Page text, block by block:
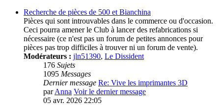
Recherche de pièces de 500 et Bianchina
Pièces qui sont introuvables dans le commerce ou d'occasion.
Ceci pourra amener le Club à lancer des refabrications si
nécessaire (ce n'est pas un forum de petites annonces pour
pièces pas trop difficiles à trouver ni un forum de vente).
Modérateurs : jln51390, Le Dissident
176 Sujets
1095 Messages
Dernier message Re: Vive les imprimantes 3D
parAnna Voir le dernier message
05 avr. 2026 22:05